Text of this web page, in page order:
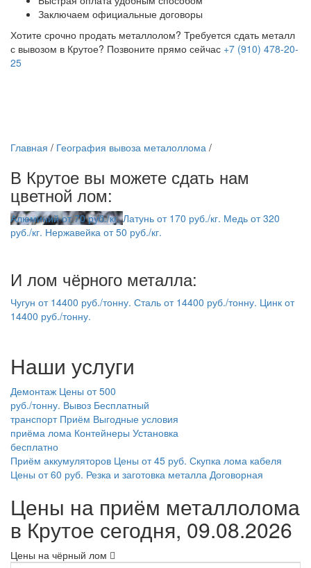
Заключаем официальные договоры
Хотите срочно продать металлолом? Требуется сдать металл
с вывозом в Крутое? Позвоните прямо сейчас +7 (910) 478-20-
25
Главная / География вывоза металоллома /
В Крутое вы можете сдать нам
цветной лом:
Алюминий от70руб./кг. Латунь от 170 руб./кг. Медь от320
руб./кг. Нержавейка от50 руб./кг.
И лом чёрного металла:
Чугун от 14400 руб./тонну. Сталь от 14400 руб./тонну. Цинк от
14400 руб./тонну.
Наши услуги
Демонтаж Цены от 500
руб./тонну. Вывоз Бесплатный
транспорт Приём Выгодные условия
приёма лома Контейнеры Установка
бесплатно
Приём аккумуляторов Цены от 45 руб. Скупка лома кабеля
Цены от 60 руб. Резка и заготовка металла Договорная
Цены на приём металлолома
в Крутое сегодня, 09.08.2026
Цены на чёрный лом